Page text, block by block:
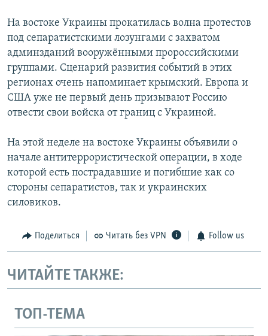
На востоке Украины прокатилась волна протестов
под сепаратистскими лозунгами с захватом
админзданий вооружёнными пророссийскими
группами. Сценарий развития событий в этих
регионах очень напоминает крымский. Европа и
США уже не первый день призывают Россию
отвести свои войска от границ с Украиной.
На этой неделе на востоке Украины объявили о
начале антитеррористической операции, в ходе
которой есть пострадавшие и погибшие как со
стороны сепаратистов, так и украинских
силовиков.
Поделиться Читать без VPN Follow us
ЧИТАЙТЕ ТАКЖЕ:
ТОП-ТЕМА